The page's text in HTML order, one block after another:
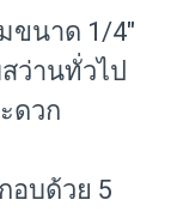
ขนาด 1/4"
ว่านทั่วไป
ดวก
อบด้วย 5